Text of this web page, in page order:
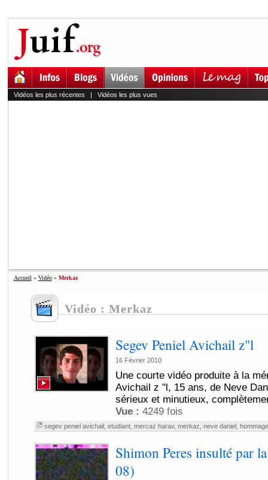
Vidéos les plus récentes | Vidéos les plus vues
Accueil » Vidéo» Merkaz
Vidéo : Merkaz
Segev Peniel Avichail z"l
16 Février 2010
Une courte vidéo produite à la
Avichail z "l, 15 ans, de Neve
sérieux et minutieux,
Vue : 4249 fois
segev peniel avichail, etudiant, mercaz harav, merkaz neve daniel, hommage
Shimon Peres insulté par
08)